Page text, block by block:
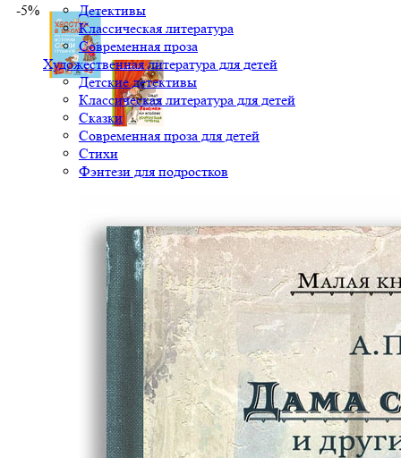
Детективы
Классическая литература
Современная проза
Художественная литература для детей
Детские детективы
Классическая литература для детей
Сказки
Современная проза для детей
Стихи
Фэнтези для подростков
-5%